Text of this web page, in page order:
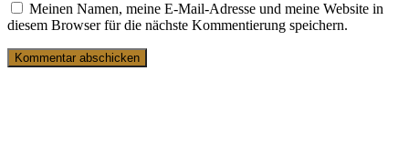
Meinen Namen, meine E-Mail-Adresse und meine Website in
diesem Browser für die nächste Kommentierung speichern.